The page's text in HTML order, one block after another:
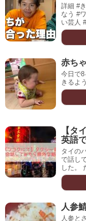
詳細 #
なう #
い芸人
赤ち
今日で
きるよ
【タ
英語
タイの
で話し
した。
人参
人参と